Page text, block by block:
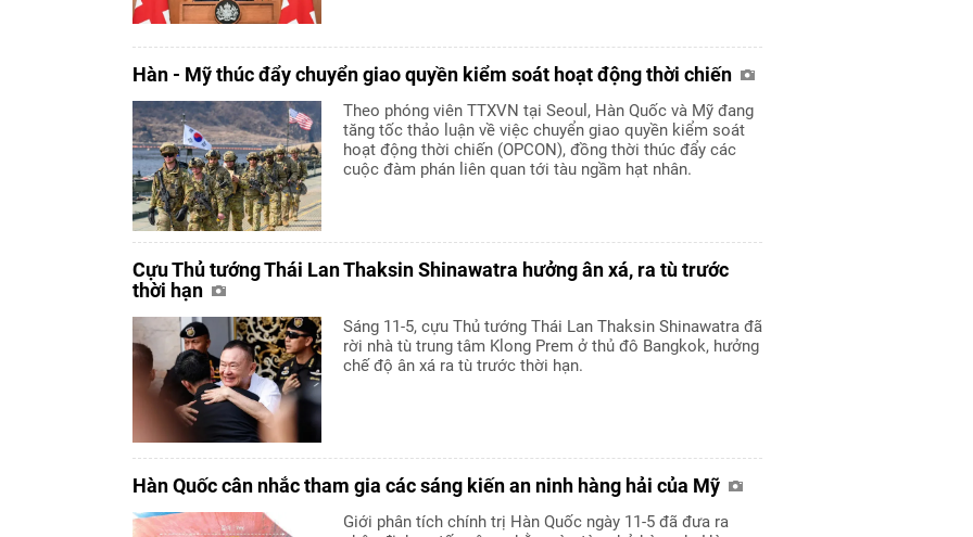
Hàn - Mỹ thúc đẩy chuyển giao quyền kiểm soát hoạt động thời chiến
Theo phóng viên TTXVN tại Seoul, Hàn Quốc và Mỹ đang
tăng tốc thảo luận về việc chuyển giao quyền kiểm soát
hoạt động thời chiến (OPCON), đồng thời thúc đẩy các
cuộc đàm phán liên quan tới tàu ngầm hạt nhân.
Cựu Thủ tướng Thái Lan Thaksin Shinawatra hưởng ân xá, ra tù trước
thời hạn
Sáng 11-5, cựu Thủ tướng Thái Lan Thaksin Shinawatra đã
rời nhà tù trung tâm Klong Prem ở thủ đô Bangkok, hưởng
chế độ ân xá ra tù trước thời hạn.
Hàn Quốc cân nhắc tham gia các sáng kiến an ninh hàng hải của Mỹ
Giới phân tích chính trị Hàn Quốc ngày 11-5 đã đưa ra